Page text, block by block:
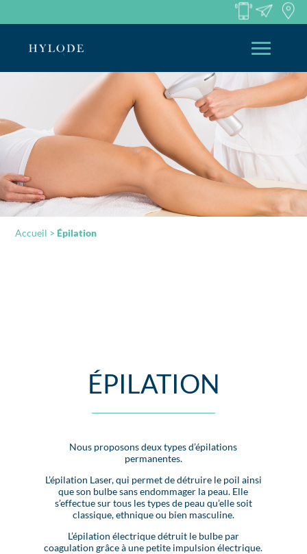
Accueil >Épilation
ÉPILATION
Nous proposons deux types d’épilations
permanentes.
L’épilation Laser, qui permet de détruire le poil ainsi
que son bulbe sans endommager la peau. Elle
s’effectue sur tous les types de peau qu’elle soit
classique, ethnique ou bien masculine.
L’épilation électrique détruit le bulbe par
coagulation grâce à une petite impulsion électrique.